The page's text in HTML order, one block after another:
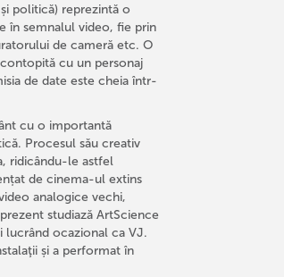
politică) reprezintă o
în semnalul video, fie prin
de cameră etc. O
cu un personaj
de date este cheia într-
cu o importantă
Procesul său creativ
ridicându-le astfel
de cinema-ul extins
analogice vechi,
studiază ArtScience
lucrând ocazional ca VJ.
și a performat în